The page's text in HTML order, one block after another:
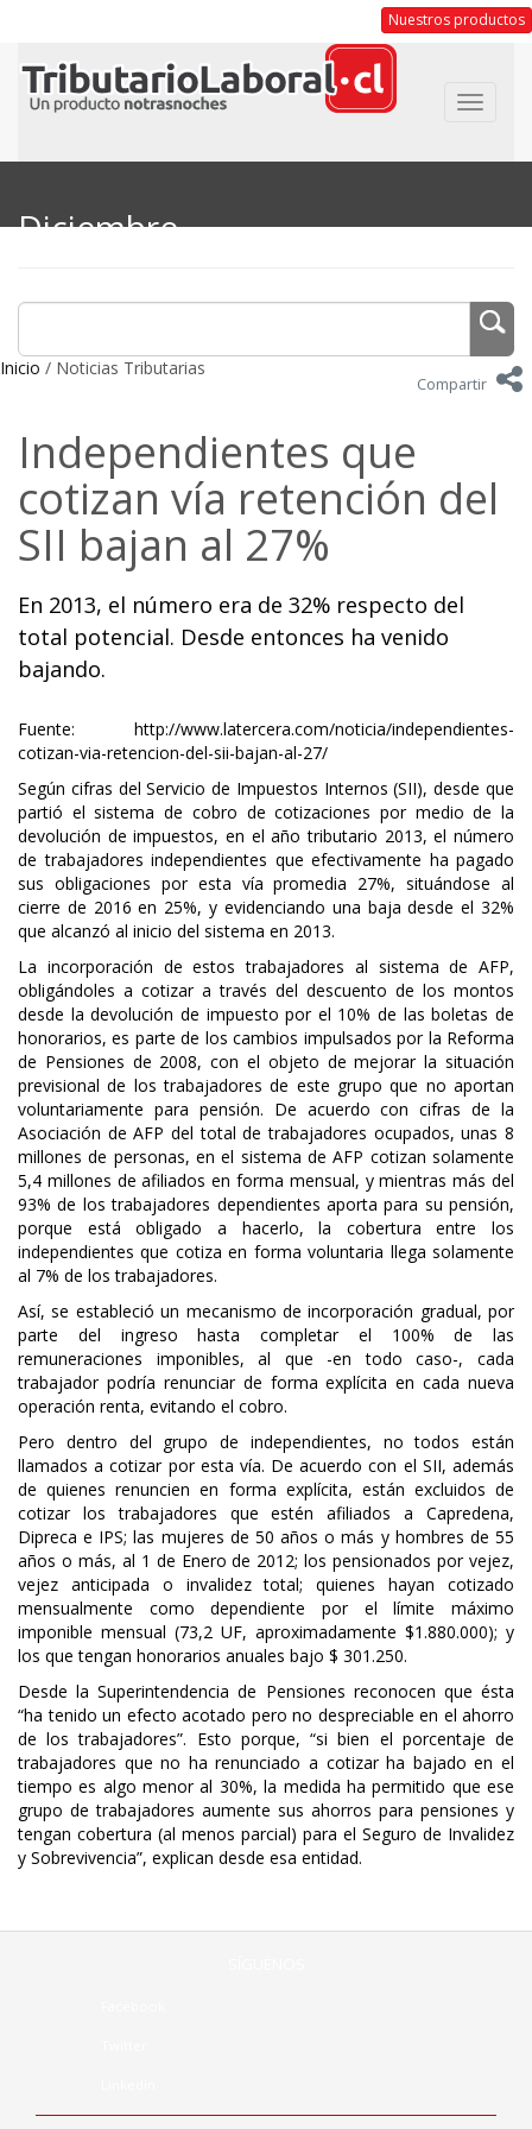
Nuestros productos
Toggle
Diciembre
Inicio / Noticias Tributarias
Compartir
Independientes que
cotizan vía retención del
SII bajan al 27%
En 2013, el número era de 32% respecto del
total potencial. Desde entonces ha venido
bajando.
Fuente: http://www.latercera.com/noticia/independientes-
cotizan-via-retencion-del-sii-bajan-al-27/
Según cifras del Servicio de Impuestos Internos (SII), desde que
partió el sistema de cobro de cotizaciones por medio de la
devolución de impuestos, en el año tributario 2013, el número
de trabajadores independientes que efectivamente ha pagado
sus obligaciones por esta vía promedia 27%, situándose al
cierre de 2016 en 25%, y evidenciando una baja desde el 32%
que alcanzó al inicio del sistema en 2013.
La incorporación de estos trabajadores al sistema de AFP,
obligándoles a cotizar a través del descuento de los montos
desde la devolución de impuesto por el 10% de las boletas de
honorarios, es parte de los cambios impulsados por la Reforma
de Pensiones de 2008, con el objeto de mejorar la situación
previsional de los trabajadores de este grupo que no aportan
voluntariamente para pensión. De acuerdo con cifras de la
Asociación de AFP del total de trabajadores ocupados, unas 8
millones de personas, en el sistema de AFP cotizan solamente
5,4 millones de afiliados en forma mensual, y mientras más del
93% de los trabajadores dependientes aporta para su pensión,
porque está obligado a hacerlo, la cobertura entre los
independientes que cotiza en forma voluntaria llega solamente
al 7% de los trabajadores.
Así, se estableció un mecanismo de incorporación gradual, por
parte del ingreso hasta completar el 100% de las
remuneraciones imponibles, al que -en todo caso-, cada
trabajador podría renunciar de forma explícita en cada nueva
operación renta, evitando el cobro.
Pero dentro del grupo de independientes, no todos están
llamados a cotizar por esta vía. De acuerdo con el SII, además
de quienes renuncien en forma explícita, están excluidos de
cotizar los trabajadores que estén afiliados a Capredena,
Dipreca e IPS; las mujeres de 50 años o más y hombres de 55
años o más, al 1 de Enero de 2012; los pensionados por vejez,
vejez anticipada o invalidez total; quienes hayan cotizado
mensualmente como dependiente por el límite máximo
imponible mensual (73,2 UF, aproximadamente $1.880.000); y
los que tengan honorarios anuales bajo $ 301.250.
Desde la Superintendencia de Pensiones reconocen que ésta
“ha tenido un efecto acotado pero no despreciable en el ahorro
de los trabajadores”. Esto porque, “si bien el porcentaje de
trabajadores que no ha renunciado a cotizar ha bajado en el
tiempo es algo menor al 30%, la medida ha permitido que ese
grupo de trabajadores aumente sus ahorros para pensiones y
tengan cobertura (al menos parcial) para el Seguro de Invalidez
y Sobrevivencia”, explican desde esa entidad.